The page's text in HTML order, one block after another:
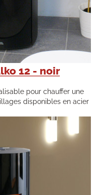
12 - noir
pour chauffer une
disponibles en acier